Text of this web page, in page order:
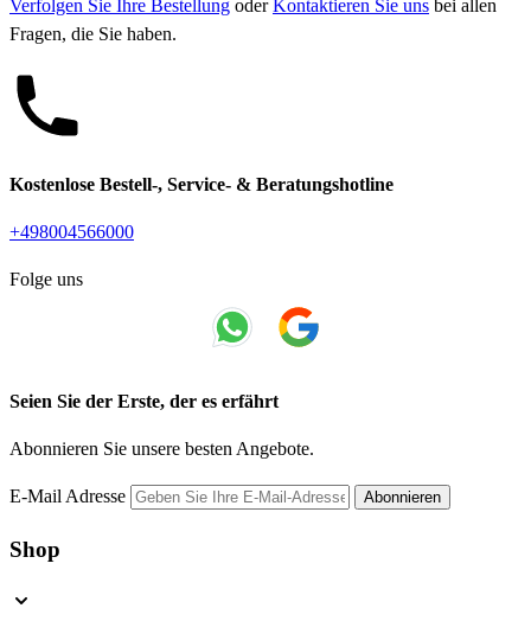
Verfolgen Sie Ihre Bestellung oderKontaktieren Sie uns bei allen
Fragen, die Sie haben.
Kostenlose Bestell-, Service- & Beratungshotline
+498004566000
Folge uns
Seien Sie der Erste, der es erfährt
Abonnieren Sie unsere besten Angebote.
E-Mail Adresse Abonnieren
Shop